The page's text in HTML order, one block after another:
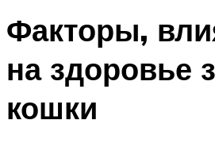
Факторы,
на здоровье
кошки